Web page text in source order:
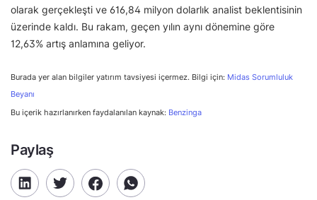
olarak gerçekleşti ve 616,84 milyon dolarlık analist beklentisinin
üzerinde kaldı. Bu rakam, geçen yılın aynı dönemine göre
12,63% artış anlamına geliyor.
Burada yer alan bilgiler yatırım tavsiyesi içermez. Bilgi için: Midas Sorumluluk
Beyanı
Bu içerik hazırlanırken faydalanılan kaynak: Benzinga
Paylaş